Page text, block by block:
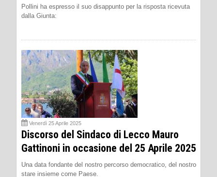
Pollini ha espresso il suo disappunto per la risposta ricevuta
dalla Giunta:
Venerdì 25 Aprile 2025
Discorso del Sindaco di Lecco Mauro
Gattinoni in occasione del 25 Aprile 2025
Una data fondante del nostro percorso democratico, del nostro
stare insieme come Paese.